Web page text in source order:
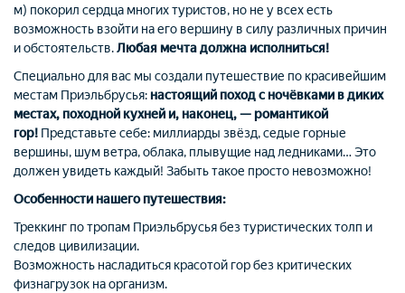
м) покорил сердца многих туристов, но не у всех есть
возможность взойти на его вершину в силу различных причин
и обстоятельств.Любая мечта должна исполниться!
Специально для вас мы создали путешествие по красивейшим
местам Приэльбрусья:настоящий поход с ночёвками в диких
местах, походной кухней и, наконец, — романтикой
гор! Представьте себе: миллиарды звёзд, седые горные
вершины, шум ветра, облака, плывущие над ледниками… Это
должен увидеть каждый! Забыть такое просто невозможно!
Особенности нашего путешествия:
Треккинг по тропам Приэльбрусья без туристических толп и
следов цивилизации.
Возможность насладиться красотой гор без критических
физнагрузок на организм.